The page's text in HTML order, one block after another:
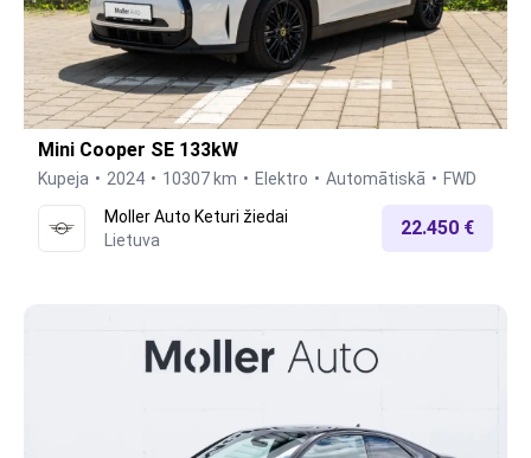
Mini Cooper SE 133kW
Kupeja 2024 10307 km Elektro Automātiskā
FWD
Moller Auto Keturi žiedai
Lietuva
22.450 €